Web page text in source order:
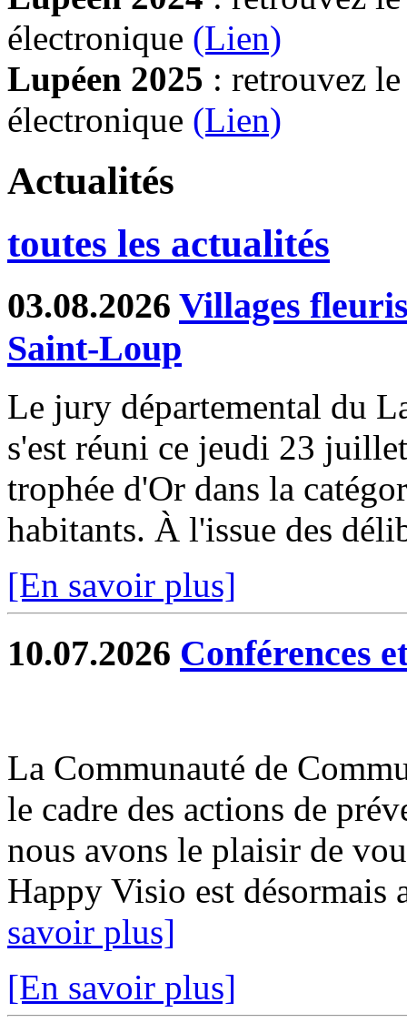
électronique (Lien)
Lupéen 2025 : retrouvez
électronique (Lien)
Actualités
toutes les actualités
03.08.2026 Villages
Saint-Loup
Le jury départemental du
s'est réuni ce jeudi 23
trophée d'Or dans la
habitants. À l'issue des
[En savoir plus]
10.07.2026 Conférences
La Communauté de
le cadre des actions de
nous avons le plaisir de
Happy Visio est désormais
savoir plus]
[En savoir plus]